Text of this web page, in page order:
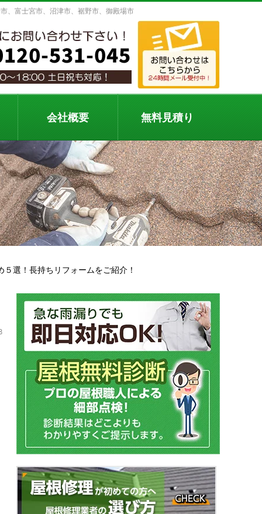
、富士宮市、沼津市、裾野市、御殿場市
会社概要 無料見積り
選！長持ちリフォームをご紹介！